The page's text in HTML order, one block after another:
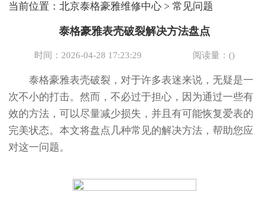
节假日正常营业！
当前位置： 北京泰格豪雅维修中心 > 常见问题
泰格豪雅表壳破裂解决方法盘点
时间：2026-04-28 17:23:29 阅读量：()
泰格豪雅表壳破裂，对于许多表迷来说，无疑是一
次不小的打击。然而，不必过于担心，因为通过一些有
效的方法，可以尽量减少损失，并且有可能恢复爱表的
完美状态。本文将盘点几种常见的解决方法，帮助您应
对这一问题。